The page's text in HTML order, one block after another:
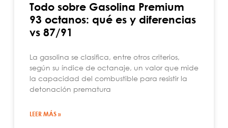
Todo sobre Gasolina Premium
93 octanos: qué es y diferencias
vs 87/91
La gasolina se clasifica, entre otros criterios,
según su índice de octanaje, un valor que mide
la capacidad del combustible para resistir la
detonación prematura
LEER MÁS »